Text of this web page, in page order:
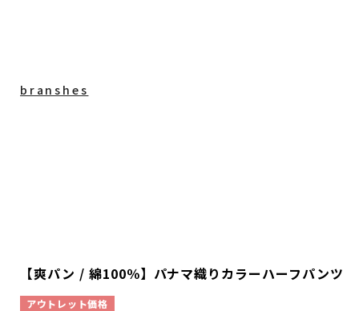
branshes
【爽パン / 綿100％】パナマ織りカラーハーフパンツ
アウトレット価格